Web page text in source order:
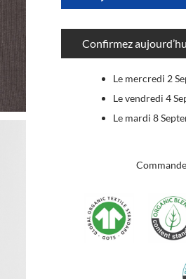
Confirmez
Le mercredi 2
Le vendredi 4
Le mardi 8